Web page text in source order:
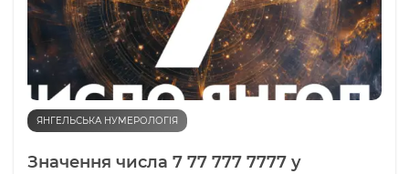
ЯНГЕЛЬСЬКА НУМЕРОЛОГІЯ
Значення числа 7 77 777 7777 у